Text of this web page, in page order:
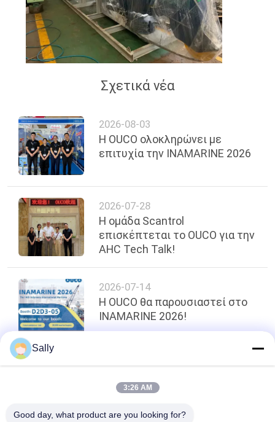
Σχετικά νέα
2026-08-03
Η OUCO ολοκληρώνει με
επιτυχία την INAMARINE 2026
2026-07-28
Η ομάδα Scantrol
επισκέπτεται το OUCO για την
AHC Tech Talk!
2026-07-14
Η OUCO θα παρουσιαστεί στο
INAMARINE 2026!
κορυφή
Sally
3:26 AM
Good day, what product are you looking for?